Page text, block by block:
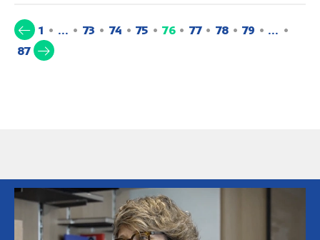
1 … 73 74 75 76(current)
77 78 79
…
87